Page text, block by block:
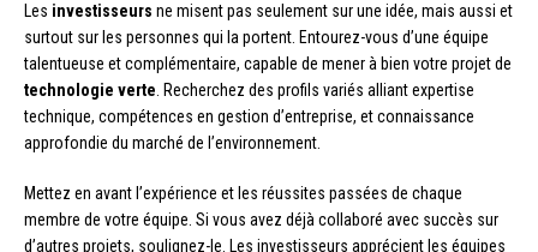
Les investisseurs ne misent pas seulement sur une idée, mais aussi et
surtout sur les personnes qui la portent. Entourez-vous d’une équipe
talentueuse et complémentaire, capable de mener à bien votre projet de
technologie verte. Recherchez des profils variés alliant expertise
technique, compétences en gestion d’entreprise, et connaissance
approfondie du marché de l’environnement.
Mettez en avant l’expérience et les réussites passées de chaque
membre de votre équipe. Si vous avez déjà collaboré avec succès sur
d’autres projets, soulignez-le. Les investisseurs apprécient les équipes